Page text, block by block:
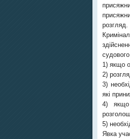
розгляд.
1) якщо
2)
3)
які
4) якщо
5)
Явка